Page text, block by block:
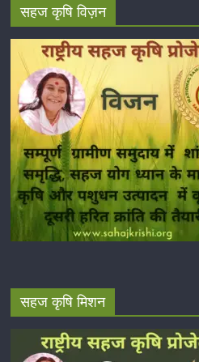
सहज कृषि विज़न
सहज कृषि मिशन